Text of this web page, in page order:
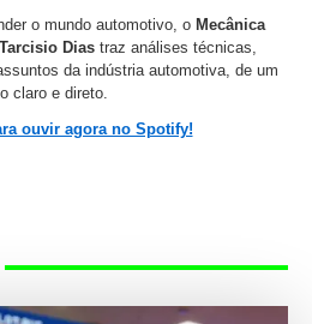
o mundo automotivo, o Mecânica
Diastraz análises técnicas,
da indústria automotiva, de um
claro e direto.
ouvir agora no Spotify!